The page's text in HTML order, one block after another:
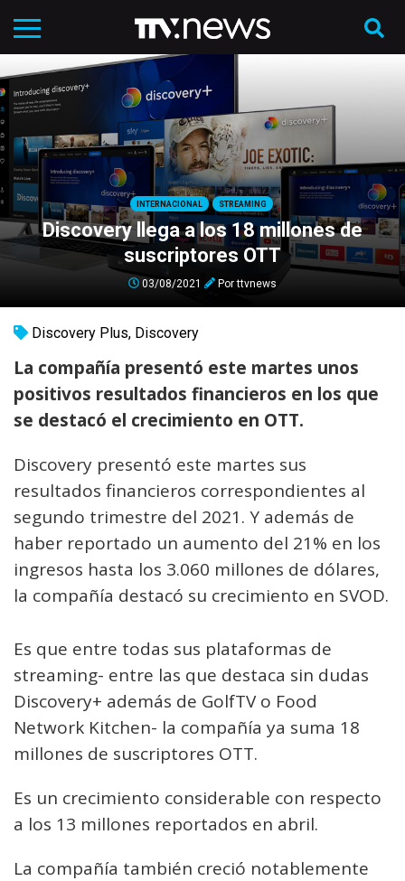
INTERNACIONAL STREAMING
Discovery llega a los 18 millones de
suscriptores OTT
03/08/2021 Porttvnews
Discovery Plus, Discovery
La compañía presentó este martes unos
positivos resultados financieros en los que
se destacó el crecimiento en OTT.
Discovery presentó este martes sus
resultados financieros correspondientes al
segundo trimestre del 2021. Y además de
haber reportado un aumento del 21% en los
ingresos hasta los 3.060 millones de dólares,
la compañía destacó su crecimiento en SVOD.
Es que entre todas sus plataformas de
streaming- entre las que destaca sin dudas
Discovery+ además de GolfTV o Food
Network Kitchen- la compañía ya suma 18
millones de suscriptores OTT.
Es un crecimiento considerable con respecto
a los 13 millones reportados en abril.
La compañía también creció notablemente